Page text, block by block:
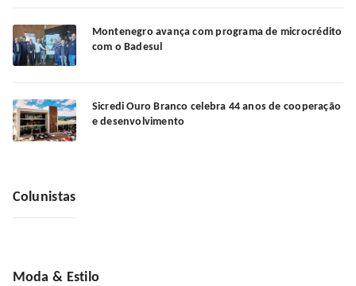
Montenegro avança com programa de microcrédito
com o Badesul
Sicredi Ouro Branco celebra 44 anos de cooperação
e desenvolvimento
Colunistas
Moda & Estilo